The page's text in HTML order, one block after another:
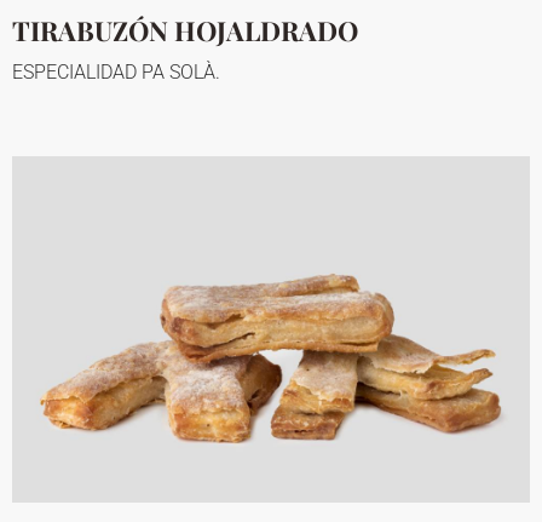
TIRABUZÓN HOJALDRADO
ESPECIALIDAD PA SOLÀ.